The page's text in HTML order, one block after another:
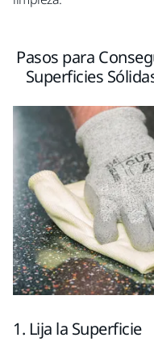
Pasos para
Superficies
1. Lija la Superficie